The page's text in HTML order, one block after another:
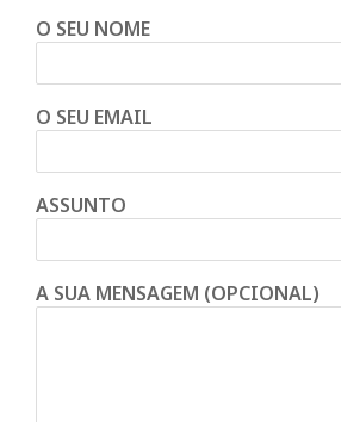
O SEU NOME
O SEU EMAIL
ASSUNTO
A SUA MENSAGEM (OPCIONAL)